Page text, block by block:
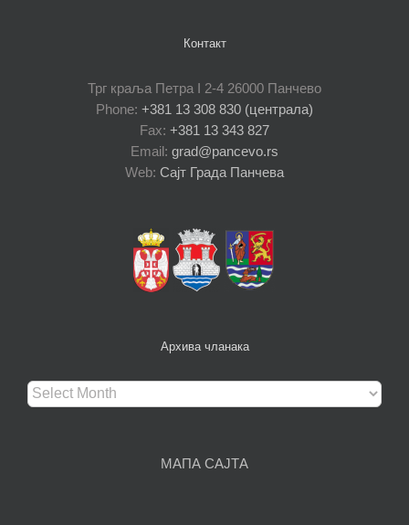
Контакт
Трг краља Петра I 2-4 26000 Панчево
Phone: +381 13 308 830 (централа)
Fax: +381 13 343 827
Email: grad@pancevo.rs
Web: Сајт Града Панчева
Архива чланака
Архива
чланака
МАПА САЈТА